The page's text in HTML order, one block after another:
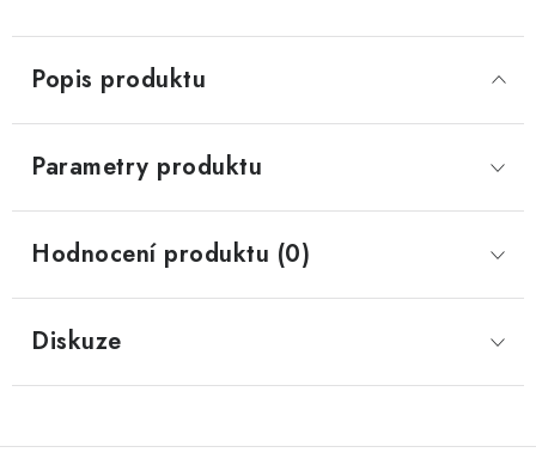
Popis produktu
Parametry produktu
Hodnocení produktu (0)
Diskuze